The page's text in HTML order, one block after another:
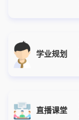
学业规划
直播课堂